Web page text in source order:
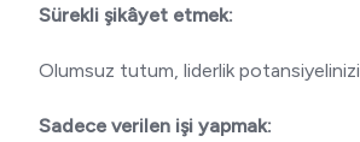
Sürekli şikâyet etmek:
Olumsuz tutum, liderlik
Sadece verilen işi yapmak: